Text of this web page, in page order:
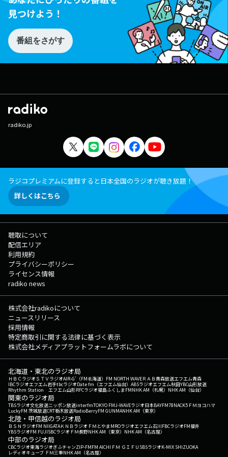
見つけよう！
番組をさがす
radiko.jp
ラジコプレミアムに登録すると日本全国のラジオが聴き放題！
詳しくはこちら
聴取について
配信エリア
利用規約
プライバシーポリシー
ライセンス情報
radiko news
株式会社radikoについて
ニュースリリース
採用情報
特定商取引に関する法律に基づく表示
株式会社メディアプラットフォームラボについて
北海道・東北のラジオ局
ＨＢＣラジオＳＴＶラジオAIR-G'（FM北海道） FM NORTH WAVEＲＡＢ青森放送エフエム青森
IBCラジオエフエム岩手tbcラジオDate fm（エフエム仙台） ABSラジオエフエム秋田YBC山形放送
Rhythm Station エフエム山形RFCラジオ福島ふくしまFMNHK AM（札幌） NHK AM（仙台）
関東のラジオ局
TBSラジオ文化放送ニッポン放送interfmTOKYO FMJ-WAVEラジオ日本BAYFM78NACK5 ＦＭヨコハマ
LuckyFM 茨城放送CRT栃木放送RadioBerryFM GUNMANHK AM（東京）
北陸・甲信越のラジオ局
ＢＳＮラジオFM NIIGATAＫＮＢラジオ ＦＭとやまMROラジオエフエム石川FBCラジオFM福井
YBSラジオFM FUJISBCラジオ ＦＭ長野NHK AM（東京） NHK AM（名古屋）
中部のラジオ局
CBCラジオ東海ラジオぎふチャンZIP-FMFM AICHI ＦＭ ＧＩＦＵ SBSラジオK-MIX SHIZUOKA
レディオキューブ ＦＭ三重NHK AM（名古屋）